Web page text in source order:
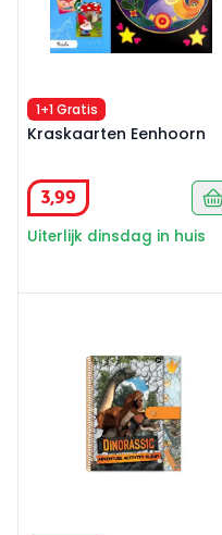
1+1 Gratis
Kraskaarten Eenhoorn
3,99
Uiterlijk dinsdag in huis